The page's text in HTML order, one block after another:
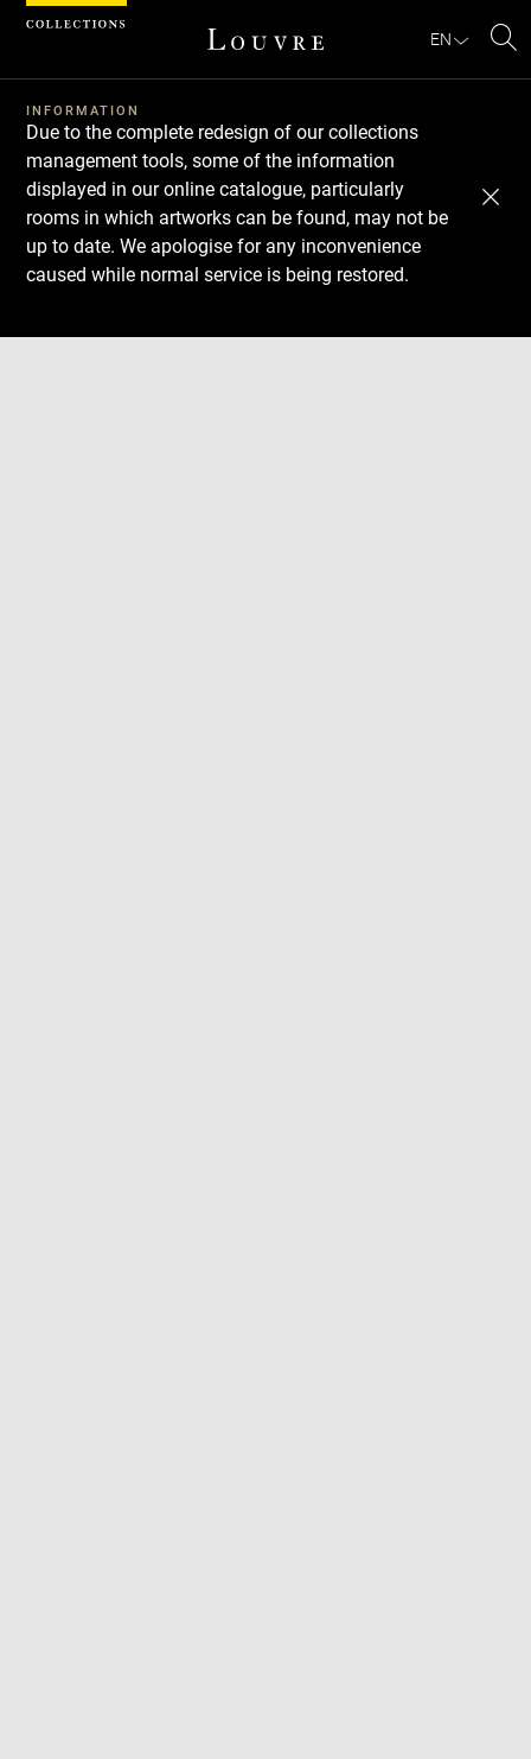
EN
INFORMATION
Due to the complete redesign of our collections
management tools, some of the information
displayed in our online catalogue, particularly
rooms in which artworks can be found, may not be
up to date. We apologise for any inconvenience
caused while normal service is being restored.
Download
Next
Previous